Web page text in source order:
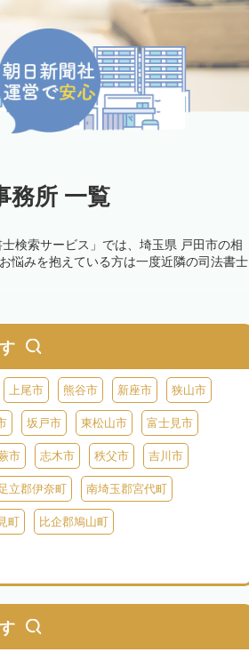
務所 一覧
検索サービス」では、埼玉県 戸田市の相
悩みを抱えている方は一度近隣の司法書士
上尾市 熊谷市 新座市 狭山市
坂戸市 東松山市 富士見市
市 志木市 秩父市 吉川市
立郡伊奈町 南埼玉郡宮代町
町 比企郡鳩山町
野町 秩父郡皆野町 秩父郡横瀬町